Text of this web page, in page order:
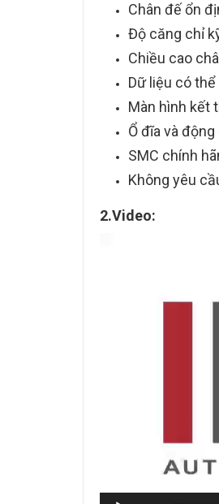
Chân đế ổn
Độ căng chỉ
Chiều cao
Dữ liệu có
Màn hình kết
Ổ đĩa và
SMC chính
Không yêu
2.Video: